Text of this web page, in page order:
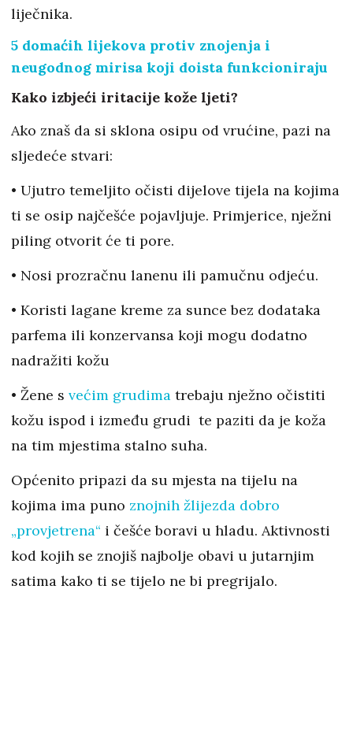
liječnika.
5 domaćih lijekova protiv znojenja i
neugodnog mirisa koji doista funkcioniraju
Kako izbjeći iritacije kože ljeti?
Ako znaš da si sklona osipu od vrućine, pazi na
sljedeće stvari:
• Ujutro temeljito očisti dijelove tijela na kojima
ti se osip najčešće pojavljuje. Primjerice, nježni
piling otvorit će ti pore.
• Nosi prozračnu lanenu ili pamučnu odjeću.
• Koristi lagane kreme za sunce bez dodataka
parfema ili konzervansa koji mogu dodatno
nadražiti kožu
• Žene s većim grudima trebaju nježno očistiti
kožu ispod i između grudi te paziti da je koža
na tim mjestima stalno suha.
Općenito pripazi da su mjesta na tijelu na
kojima ima puno znojnih žlijezda dobro
„provjetrena“ i češće boravi u hladu. Aktivnosti
kod kojih se znojiš najbolje obavi u jutarnjim
satima kako ti se tijelo ne bi pregrijalo.